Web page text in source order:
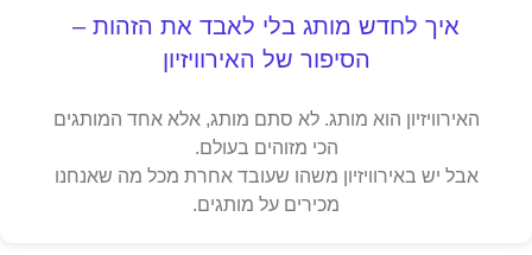
איך לחדש מותג בלי לאבד את הזהות –
הסיפור של האירוויזיון
האירוויזיון הוא מותג. לא סתם מותג, אלא אחד המותגים
הכי מזוהים בעולם.
אבל יש באירוויזיון משהו שעובד אחרת מכל מה שאנחנו
מכירים על מותגים.